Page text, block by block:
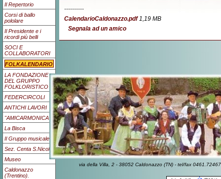
Il Repertorio
Corsi di ballo
pololare
Il Presidente e i
ricordi più belli
SOCI E
COLLABORATORI
FOLKALENDARIO
LA FONDAZIONE
DEL GRUPPO
FOLKLORISTICO
FEDERCIRCOLI
ANTICHI LAVORI
"AMICARMONICA"
La Bisca
Il Gruppo musicale
Sez. Centa S.Nicolò
Museo
Caldonazzo
(Trentino).
----------
CalendarioCaldonazzo.pdf1,19 MB
Segnala ad un amico
via della Villa, 2 - 38052 Caldonazzo (TN) - tel/fax